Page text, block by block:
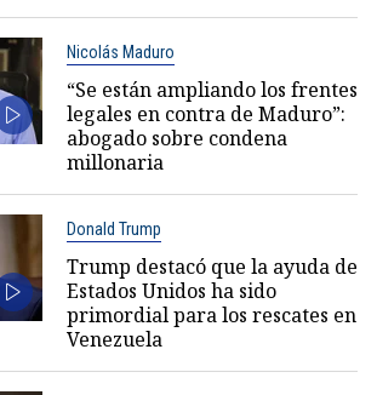
Nicolás Maduro
“Se están ampliando los frentes
legales en contra de Maduro”:
abogado sobre condena
millonaria
Donald Trump
Trump destacó que la ayuda de
Estados Unidos ha sido
primordial para los rescates en
Venezuela